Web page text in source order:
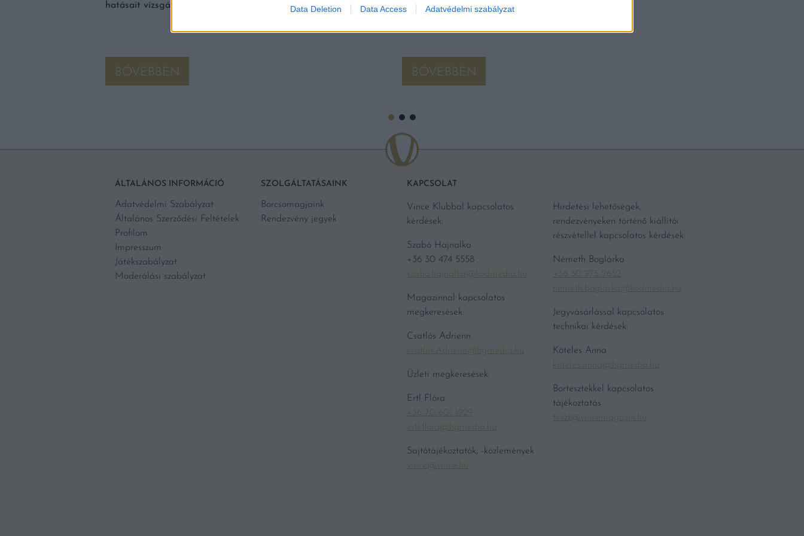
Data Deletion Data Access Adatvédelmi szabályzat
hatásait vizsgáló egyetemi kutatás.
BŐVEBBEN BŐVEBBEN
ÁLTALÁNOS INFORMÁCIÓ
Adatvédelmi Szabályzat
Általános Szerződési Feltételek
Profilom
Impresszum
Játékszabályzat
Moderálási szabályzat
SZOLGÁLTATÁSAINK
Borcsomagjaink
Rendezvény jegyek
KAPCSOLAT
Vince Klubbal kapcsolatos
kérdések:
Szabó Hajnalka
+36 30 474 5558
szabo.hajnalka@kodmedia.hu
Magazinnal kapcsolatos
megkeresések:
Csatlós Adrienn
csatlos.Adrienn@hgmedia.hu
Üzleti megkeresések:
Ertl Flóra
+36 70 601 1929
ertl.flora@hgmedia.hu
Sajtótájékoztatók, -közlemények
vince@vince.hu
Hirdetési lehetőségek,
rendezvényeken történő kiállítói
részvétellel kapcsolatos kérdések:
Németh Boglárka
+36 30 975 2652
nemeth.boglarka@kodmedia.hu
Jegyvásárlással kapcsolatos
technikai kérdések:
Köteles Anna
koteles.anna@hgmedia.hu
Bortesztekkel kapcsolatos
tájékoztatás
teszt@vincemagazin.hu